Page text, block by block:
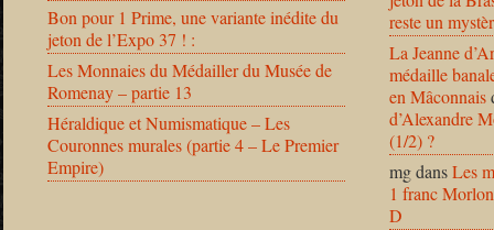
Bon pour 1 Prime, une variante inédite du
jeton de l’Expo 37 ! :
Les Monnaies du Médailler du Musée de
Romenay – partie 13
Héraldique et Numismatique – Les
Couronnes murales (partie 4 – Le Premier
Empire)
reste un
La Jeanne
médaille
en Mâconnais
d’Alexandre
(1/2) ?
mgdansLes
1 franc
D